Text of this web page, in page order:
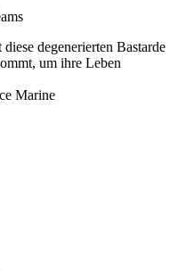
degenerierten Bastarde
um ihre Leben
Marine